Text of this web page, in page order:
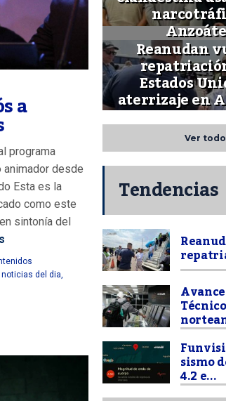
a
programa
animador desde
Esta es la
como este
sintonía del
noticias del dia,
Reanudan
Estados
aterrizaje en
Ver
Tendencias
sismo
4.2 e...